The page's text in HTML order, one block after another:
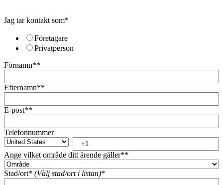
Jag tar kontakt som*
Företagare
Privatperson
Förnamn**
Efternamn**
E-post**
Telefonnummer
Ange vilket område ditt ärende gäller**
Stad/ort* (Välj stad/ort i listan)*